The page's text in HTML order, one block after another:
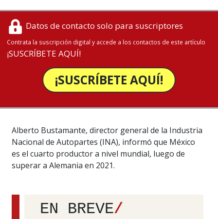
Datos de contacto solo para suscriptores
Contrata la suscripción digital y accede a los contactos de este artículo
¡SUSCRÍBETE AQUÍ!
¡SUSCRÍBETE AQUÍ!
Alberto Bustamante, director general de la Industria
Nacional de Autopartes (INA), informó que México
es el cuarto productor a nivel mundial, luego de
superar a Alemania en 2021.
EN BREVE/